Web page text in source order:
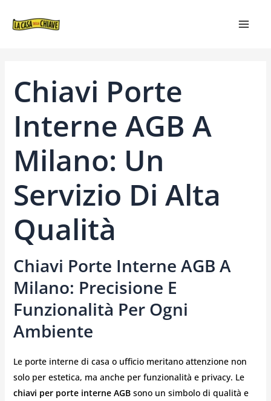
Chiavi Porte
Interne AGB A
Milano: Un
Servizio Di Alta
Qualità
Chiavi Porte Interne AGB A
Milano: Precisione E
Funzionalità Per Ogni
Ambiente
Le porte interne di casa o ufficio meritano attenzione non
solo per estetica, ma anche per funzionalità e privacy. Le
chiavi per porte interne AGBsono un simbolo di qualità e
ARTICOLI